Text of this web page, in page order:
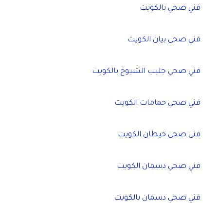
فني صحي بالكويت
فني صحي بيان الكويت
فني صحي جليب الشيوخ بالكويت
فني صحي حمامات الكويت
فني صحي خيطان الكويت
فني صحي دسمان الكويت
فني صحي دسمان بالكويت